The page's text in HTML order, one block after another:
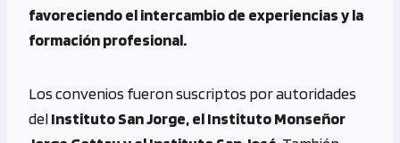
favoreciendo el intercambio de experiencias y la
formación profesional.
Los convenios fueron suscriptos por autoridades
delInstituto San Jorge, el Instituto Monseñor